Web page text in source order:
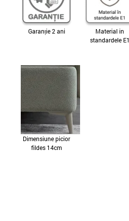
Garanție 2 ani
Material in
standardele E1
Dimensiune picior
fildes 14cm